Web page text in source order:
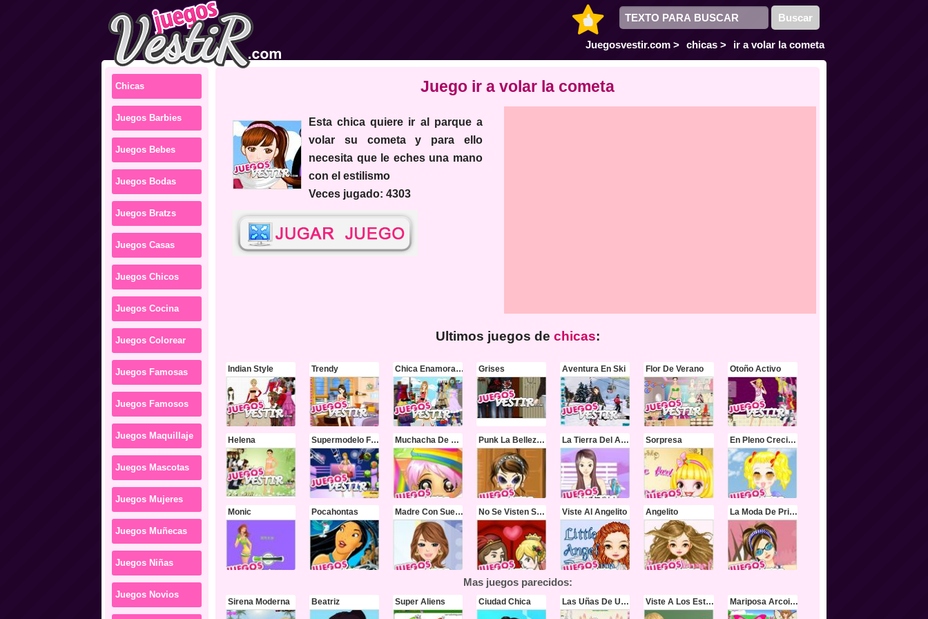
Juegosvestir.com > chicas > ir a volar la cometa
Chicas
Juegos Barbies
Juegos Bebes
Juegos Bodas
Juegos Bratzs
Juegos Casas
Juegos Chicos
Juegos Cocina
Juegos Colorear
Juegos Famosas
Juegos Famosos
Juegos Maquillaje
Juegos Mascotas
Juegos Mujeres
Juegos Muñecas
Juegos Niñas
Juegos Novios
Juego ir a volar la cometa
esta chica quiere ir al parque a
volar su cometa y para ello
necesita que le eches una mano
con el estilismo
Veces jugado: 4303
Ultimos juegos de chicas:
Indian Style Trendy Chica Enamoradiza Grises Aventura En Ski Flor De Verano Otoño Activo
Helena Supermodelo Fashion Muchacha De Caramelo Punk La Belleza De La Moda La Tierra Del Arco Iris Sorpresa En Pleno Crecimiento
Monic Pocahontas Madre Con Suerte No Se Visten Solas Viste Al Angelito Angelito La Moda De Primavera
Mas juegos parecidos:
Sirena Moderna Beatriz Super Aliens Ciudad Chica Las Uñas De Una Diva Viste A Los Estudiantes Mariposa Arcoiris